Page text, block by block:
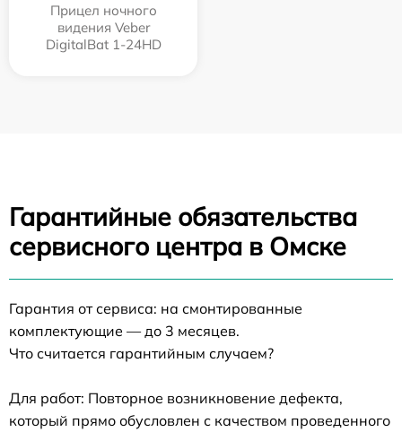
Прицел ночного
видения Veber
DigitalBat 1-24HD
Гарантийные обязательства
сервисного центра в Омске
Гарантия от сервиса: на смонтированные
комплектующие — до 3 месяцев.
Что считается гарантийным случаем?
Для работ: Повторное возникновение дефекта,
который прямо обусловлен с качеством проведенного